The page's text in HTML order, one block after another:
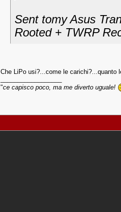
Sent tomy Asus
Rooted + TWRP
Che LiPo usi?...come le carichi?...quanto
"ce capisco poco, ma me diverto uguale!